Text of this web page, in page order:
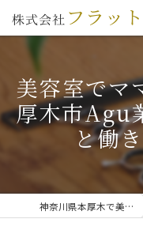
美容室でマ
厚木市Agu
と働
神奈川県本厚木で美容師の求人なら株式会社フラット